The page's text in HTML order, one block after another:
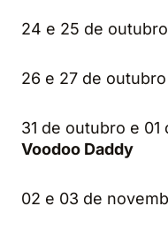
24 e 25 de
26 e 27 de outubro
31 de outubro e
Voodoo Daddy
02 e 03 de